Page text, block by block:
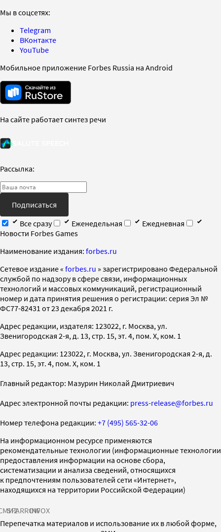
Мы в соцсетях:
Telegram
ВКонтакте
YouTube
Мобильное приложение Forbes Russia на Android
На сайте работает синтез речи
Рассылка:
Подписаться
Все сразу
Еженедельная
Ежедневная
Новости Forbes Games
Наименование издания: forbes.ru
Cетевое издание « forbes.ru » зарегистрировано Федеральной
службой по надзору в сфере связи, информационных
технологий и массовых коммуникаций, регистрационный
номер и дата принятия решения о регистрации: серия Эл №
ФС77-82431 от 23 декабря 2021 г.
Адрес редакции, издателя: 123022, г. Москва, ул.
Звенигородская 2-я, д. 13, стр. 15, эт. 4, пом. X, ком. 1
Адрес редакции: 123022, г. Москва, ул. Звенигородская 2-я, д.
13, стр. 15, эт. 4, пом. X, ком. 1
Главный редактор: Мазурин Николай Дмитриевич
Адрес электронной почты редакции: press-release@forbes.ru
Номер телефона редакции: +7 (495) 565-32-06
На информационном ресурсе применяются
рекомендательные технологии (информационные технологии
предоставления информации на основе сбора,
систематизации и анализа сведений, относящихся
к предпочтениям пользователей сети «Интернет»,
находящихся на территории Российской Федерации)
SPARROWINFOX
Перепечатка материалов и использование их в любой форме,